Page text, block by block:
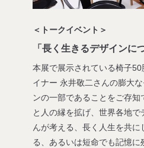
＜トークイベント＞
「長く生きるデザインに
本展で展示されている椅子
イナー 永井敬二さんの膨大
ンの一部であることをご存
と人の縁を拡げ、世界各地
んが考える、長く人生を共
る、あるいは短命でも記憶